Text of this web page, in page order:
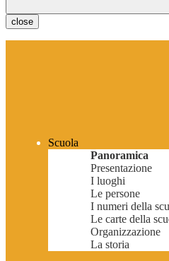
close
Scuola
Panoramica
Presentazione
I luoghi
Le persone
I numeri della
Le carte della
Organizzazione
La storia